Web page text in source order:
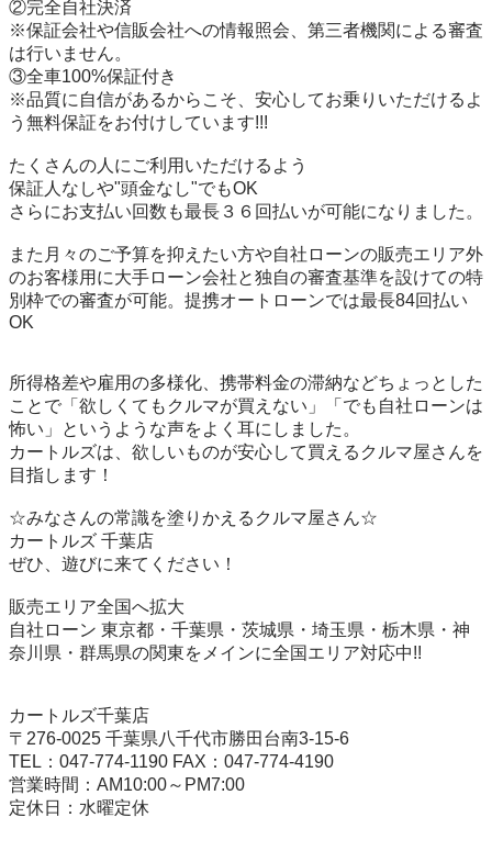
②完全自社決済
※保証会社や信販会社への情報照会、第三者機関による審査
は行いません。
③全車100%保証付き
※品質に自信があるからこそ、安心してお乗りいただけるよ
う無料保証をお付けしています!!!
たくさんの人にご利用いただけるよう
保証人なしや"頭金なし"でもOK
さらにお支払い回数も最長３６回払いが可能になりました。
また月々のご予算を抑えたい方や自社ローンの販売エリア外
のお客様用に大手ローン会社と独自の審査基準を設けての特
別枠での審査が可能。提携オートローンでは最長84回払い
OK
所得格差や雇用の多様化、携帯料金の滞納などちょっとした
ことで「欲しくてもクルマが買えない」「でも自社ローンは
怖い」というような声をよく耳にしました。
カートルズは、欲しいものが安心して買えるクルマ屋さんを
目指します！
☆みなさんの常識を塗りかえるクルマ屋さん☆
カートルズ 千葉店
ぜひ、遊びに来てください！
販売エリア全国へ拡大
自社ローン 東京都・千葉県・茨城県・埼玉県・栃木県・神
奈川県・群馬県の関東をメインに全国エリア対応中!!
カートルズ千葉店
〒276-0025 千葉県八千代市勝田台南3-15-6
TEL：047-774-1190 FAX：047-774-4190
営業時間：AM10:00～PM7:00